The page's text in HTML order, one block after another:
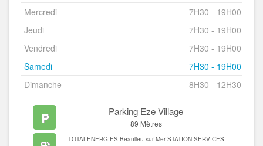
Mercredi
7H30 - 19H00
Jeudi
7H30 - 19H00
Vendredi
7H30 - 19H00
Samedi
7H30 - 19H00
Dimanche
8H30 - 12H30
Parking Eze Village
89 Mètres
TOTALENERGIES Beaulieu sur Mer STATION SERVICES